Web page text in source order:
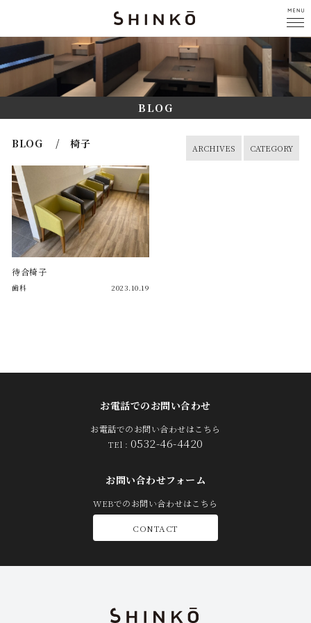
BLOG
BLOG / 椅子 CATEGORY
ARCHIVES
待合椅子
歯科 2023.10.19
お電話でのお問い合わせ
お電話でのお問い合わせはこちら
TEl : 0532-46-4420
お問い合わせフォーム
WEBでのお問い合わせはこちら
CONTACT